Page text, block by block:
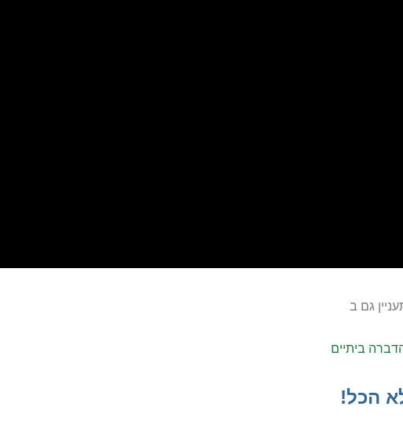
גם ב
ביתיים
הכל!